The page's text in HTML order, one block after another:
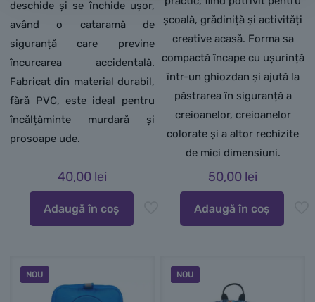
deschide și se închide ușor,
având o cataramă de
siguranță care previne
încurcarea accidentală.
Fabricat din material durabil,
fără PVC, este ideal pentru
încălțăminte murdară și
prosoape ude.
40,00 lei
Adaugă în coș
școală, grădiniță și activități
creative acasă. Forma sa
compactă încape cu ușurință
într-un ghiozdan și ajută la
păstrarea în siguranță a
creioanelor, creioanelor
colorate și a altor rechizite
de mici dimensiuni.
50,00 lei
Adaugă în coș
NOU NOU